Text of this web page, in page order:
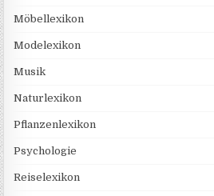
Möbellexikon
Modelexikon
Musik
Naturlexikon
Pflanzenlexikon
Psychologie
Reiselexikon